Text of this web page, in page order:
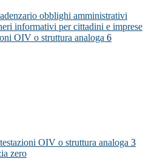
obblighi amministrativi
informativi per cittadini e imprese
OIV o struttura analoga 6
OIV o struttura analoga 3
zero